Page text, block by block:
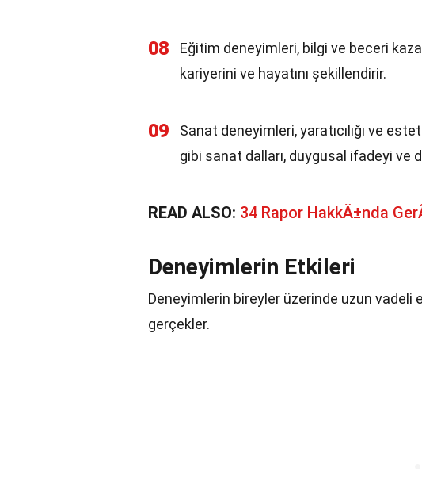
08
Eğitim deneyimleri, bilgi ve beceri
kariyerini ve hayatını şekillendirir.
09 Sanat deneyimleri, yaratıcılığı ve
gibi sanat dalları, duygusal ifadeyi ve
READ ALSO: 34 Rapor HakkÄ±nda
Deneyimlerin Etkileri
Deneyimlerin bireyler üzerinde uzun vadeli
gerçekler.